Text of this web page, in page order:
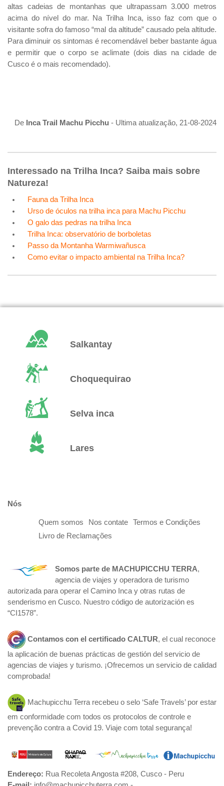
altas cadeias de montanhas que ultrapassam 3.000 metros
acima do nível do mar. Na Trilha Inca, isso faz com que o
visitante sofra do famoso “mal da altitude” causado pela altitude.
Para diminuir os sintomas é recomendável beber bastante água
e permitir que o corpo se aclimate (dois dias na cidade de
Cusco é o mais recomendado).
De Inca Trail Machu Picchu - Ultima atualização, 21-08-2024
Interessado na Trilha Inca? Saiba mais sobre
Natureza!
Fauna da Trilha Inca
Urso de óculos na trilha inca para Machu Picchu
O galo das pedras na trilha Inca
Trilha Inca: observatório de borboletas
Passo da Montanha Warmiwañusca
Como evitar o impacto ambiental na Trilha Inca?
Salkantay
Choquequirao
Selva inca
Lares
Nós
Quem somos Nos contate
Termos e Condições
Livro de Reclamações
Somos parte de MACHUPICCHU TERRA,
agencia de viajes y operadora de turismo
autorizada para operar el Camino Inca y otras rutas de
senderismo en Cusco. Nuestro código de autorización es
“CI1578”.
Contamos con el certificado CALTUR, el cual reconoce
la aplicación de buenas prácticas de gestión del servicio de
agencias de viajes y turismo. ¡Ofrecemos un servicio de calidad
comprobada!
Machupicchu Terra recebeu o selo ‘Safe Travels’ por estar
em conformidade com todos os protocolos de controle e
prevenção contra a Covid 19. Viaje com total segurança!
Endereço: Rua Recoleta Angosta #208, Cusco - Peru